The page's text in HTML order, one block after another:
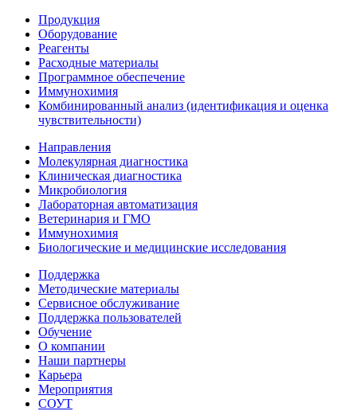
Продукция
Оборудование
Реагенты
Расходные материалы
Программное обеспечение
Иммунохимия
Комбинированный анализ (идентификация и оценка
чувствительности)
Направления
Молекулярная диагностика
Клиническая диагностика
Микробиология
Лабораторная автоматизация
Ветеринария и ГМО
Иммунохимия
Биологические и медицинские исследования
Поддержка
Методические материалы
Сервисное обслуживание
Поддержка пользователей
Обучение
О компании
Наши партнеры
Карьера
Мероприятия
СОУТ